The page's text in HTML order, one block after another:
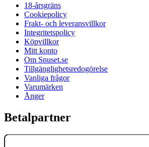
18-årsgräns
Cookiepolicy
Frakt- och leveransvillkor
Integritetspolicy
Köpvillkor
Mitt konto
Om Snuset.se
Tillgänglighetsredogörelse
Vanliga frågor
Varumärken
Ånger
Betalpartner